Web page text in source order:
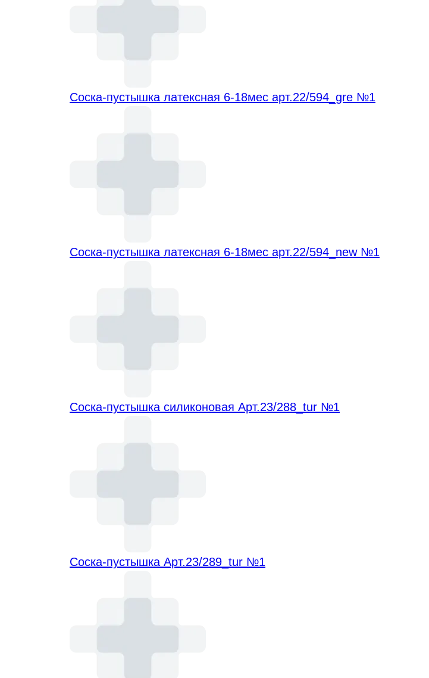
Соска-пустышка латексная 6-18мес арт.22/594_gre №1
Соска-пустышка латексная 6-18мес арт.22/594_new №1
Соска-пустышка силиконовая Арт.23/288_tur №1
Соска-пустышка Арт.23/289_tur №1